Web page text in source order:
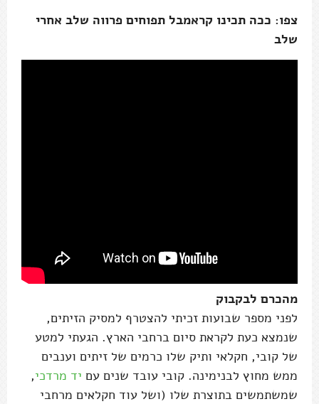
צפו: ככה תכינו קראמבל תפוחים פרווה שלב אחרי
שלב
מהכרם לבקבוק
לפני מספר שבועות זכיתי להצטרף למסיק הזיתים,
שנמצא כעת לקראת סיום ברחבי הארץ. הגעתי למטע
של קובי, חקלאי ותיק שלו כרמים של זיתים וענבים
ממש מחוץ לבנימינה. קובי עובד שנים עם יד מרדכי,
שמשתמשים בתוצרת שלו (ושל עוד חקלאים מרחבי